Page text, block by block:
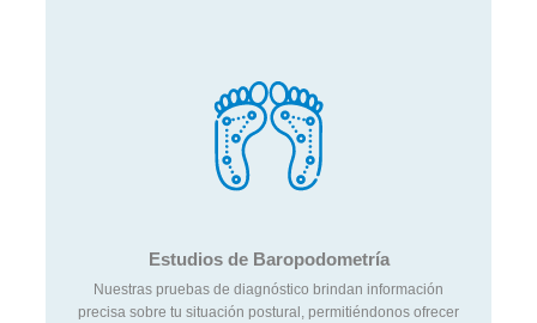
Estudios de Baropodometría
Nuestras pruebas de diagnóstico brindan información
precisa sobre tu situación postural, permitiéndonos ofrecer
Estudios de Baropodometría
Nuestras pruebas de diagnóstico brindan información
precisa sobre tu situación postural, permitiéndonos ofrecer
Ver estudio